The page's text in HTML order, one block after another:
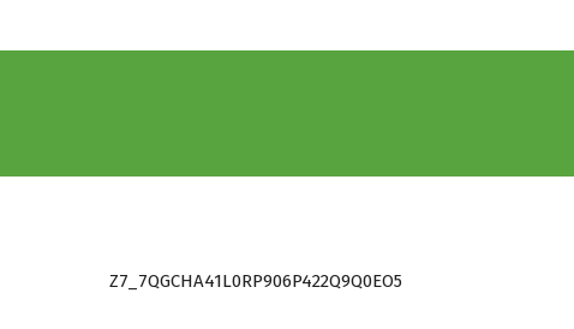
Z7_7QGCHA41L0RP906P422Q9Q0EO5